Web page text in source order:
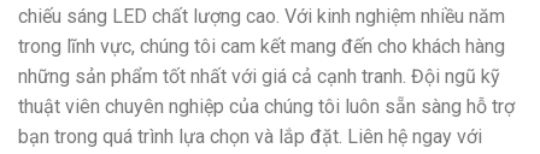
chiếu sáng LED chất lượng cao. Với kinh nghiệm nhiều năm
trong lĩnh vực, chúng tôi cam kết mang đến cho khách hàng
những sản phẩm tốt nhất với giá cả cạnh tranh. Đội ngũ kỹ
thuật viên chuyên nghiệp của chúng tôi luôn sẵn sàng hỗ trợ
bạn trong quá trình lựa chọn và lắp đặt. Liên hệ ngay với